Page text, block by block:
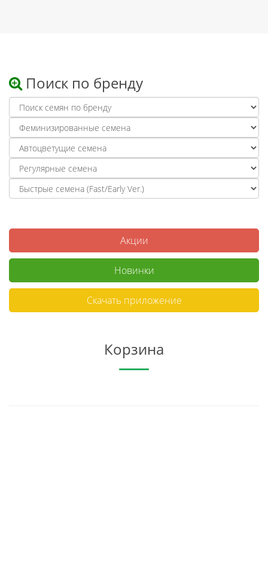
Поиск по бренду
Акции
Новинки
Скачать приложение
Корзина